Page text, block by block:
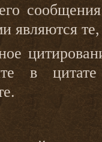
являются
в